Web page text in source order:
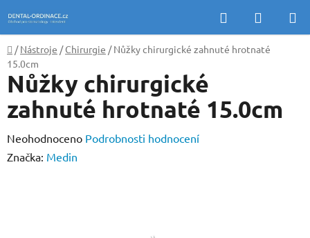
na
obsah
Hledat
KOŠÍK
Domů
/ Nástroje / Chirurgie / Nůžky chirurgické zahnuté hrotnaté
15.0cm
Nůžky chirurgické
zahnuté hrotnaté 15.0cm
Průměrné
hodnocení
Neohodnoceno Podrobnosti hodnocení
Značka: Medin